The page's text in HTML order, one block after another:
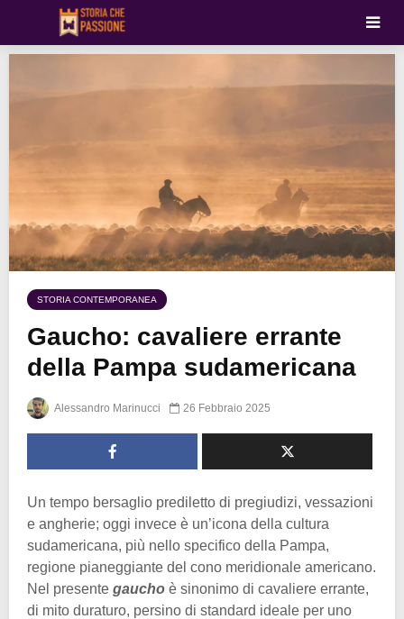
STORIA CONTEMPORANEA
Gaucho: cavaliere errante
della Pampa sudamericana
Alessandro Marinucci 26 Febbraio 2025
Un tempo bersaglio prediletto di pregiudizi, vessazioni
e angherie; oggi invece è un’icona della cultura
sudamericana, più nello specifico della Pampa,
regione pianeggiante del cono meridionale americano.
Nel presente gaucho è sinonimo di cavaliere errante,
di mito duraturo, persino di standard ideale per uno